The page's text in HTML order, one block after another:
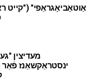
מעדיצין
ינסטראַקשאַנז פֿאַר